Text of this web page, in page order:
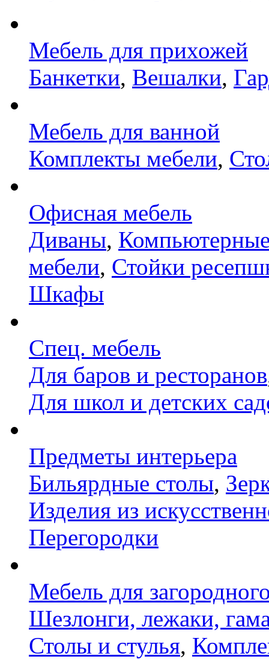
Мебель для прихожей
Банкетки, Вешалки,
Мебель для ванной
Комплекты мебели,
Офисная мебель
Диваны,
мебели, Стойки
Шкафы
Спец. мебель
Для баров и ресторанов
Для школ и детских
Предметы интерьера
Бильярдные столы,
Изделия из
Перегородки
Мебель для
Шезлонги, лежаки,
Столы и стулья,